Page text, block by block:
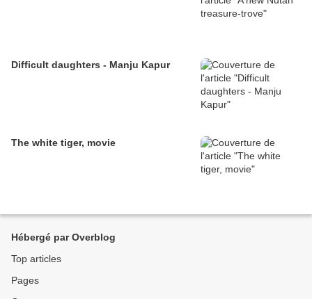
Difficult daughters - Manju Kapur
The white tiger, movie
Hébergé par Overblog
Top articles
Pages